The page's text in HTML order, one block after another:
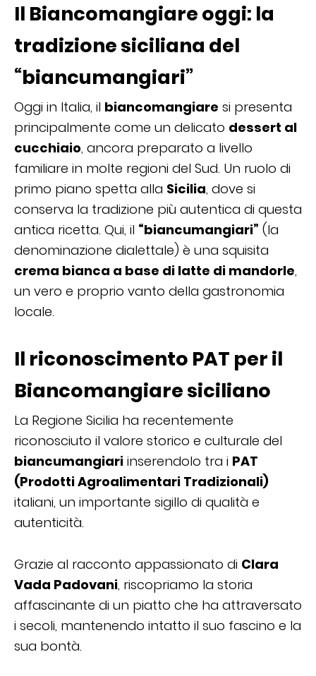
Il Biancomangiare oggi: la
tradizione siciliana del
“biancumangiari”
Oggi in Italia, il biancomangiare si presenta
principalmente come un delicato dessert al
cucchiaio, ancora preparato a livello
familiare in molte regioni del Sud. Un ruolo di
primo piano spetta alla Sicilia, dove si
conserva la tradizione più autentica di questa
antica ricetta. Qui, il “biancumangiari” (la
denominazione dialettale) è una squisita
crema bianca a base di latte di mandorle,
un vero e proprio vanto della gastronomia
locale.
Il riconoscimento PAT per il
Biancomangiare siciliano
La Regione Sicilia ha recentemente
riconosciuto il valore storico e culturale del
biancumangiari inserendolo tra i PAT
(Prodotti Agroalimentari Tradizionali)
italiani, un importante sigillo di qualità e
autenticità.
Grazie al racconto appassionato di Clara
Vada Padovani, riscopriamo la storia
affascinante di un piatto che ha attraversato
i secoli, mantenendo intatto il suo fascino e la
sua bontà.